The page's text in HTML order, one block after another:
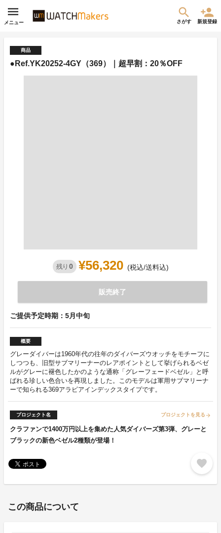
メニュー さがす 新規登録
商品
●Ref.YK20252-4GY（369）｜超早割：20％OFF
残り 0 ¥56,320 (税込/送料込)
販売終了
ご提供予定時期：5月中旬
概要
グレーダイバーは1960年代の往年のダイバーズウオッチをモチーフに
しつつも、旧型サブマリーナーのレアポイントとして挙げられるベゼ
ルがグレーに褪色したかのような通称「グレーフェードベゼル」と呼
ばれる珍しい色合いを再現しました。このモデルは軍用サブマリーナ
ーで知られる369アラビアインデックスタイプです。
プロジェクト名 プロジェクトを見る arrow_forward
クラファンで1400万円以上を集めた人気ダイバーズ第3弾、グレーと
ブラックの新色ベゼル2種類が登場！
favorite
この商品について